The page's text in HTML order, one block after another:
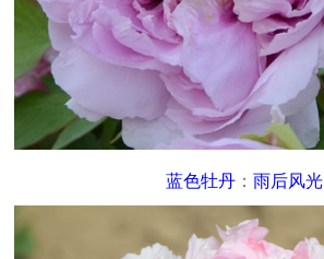
蓝色牡丹： 雨后风光